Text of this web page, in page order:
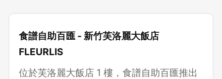
食譜自助百匯 - 新竹芙洛麗大飯店
FLEURLIS
位於芙洛麗大飯店 1 樓，食譜自助百匯推出